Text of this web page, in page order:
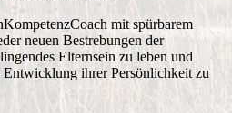
mit spürbarem
neuen Bestrebungen der
Elternsein zu leben und
ihrer Persönlichkeit zu